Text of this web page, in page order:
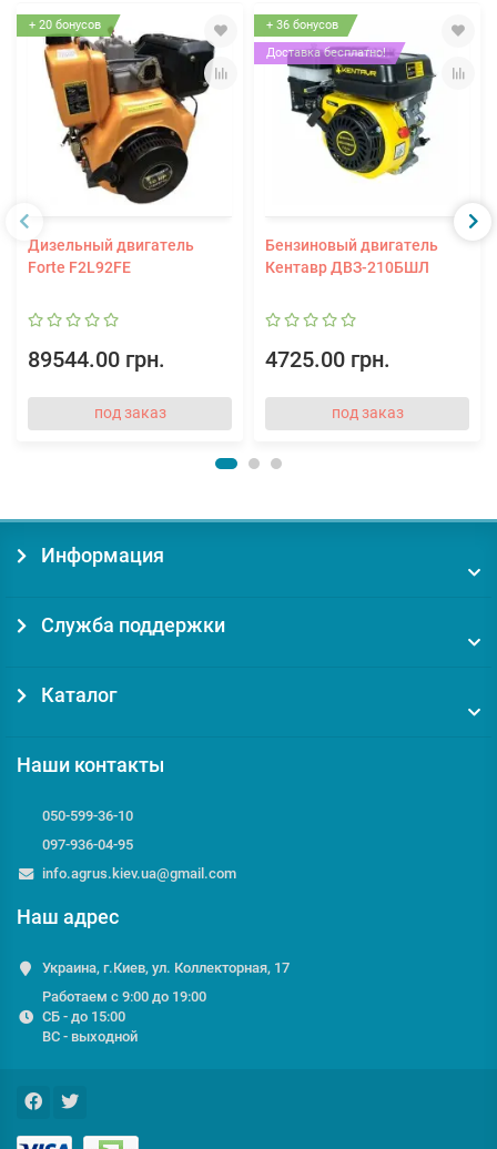
+ 20 бонусов
Дизельный двигатель
Forte F2L92FЕ
89544.00 грн.
под заказ
+ 36 бонусов
Доставка бесплатно!
Бензиновый двигатель
Кентавр ДВЗ-210БШЛ
4725.00 грн.
под заказ
Информация
Служба поддержки
Каталог
Наши контакты
050-599-36-10
097-936-04-95
info.agrus.kiev.ua@gmail.com
Наш адрес
Украина, г.Киев, ул. Коллекторная, 17
Работаем с 9:00 до 19:00
СБ - до 15:00
ВС - выходной